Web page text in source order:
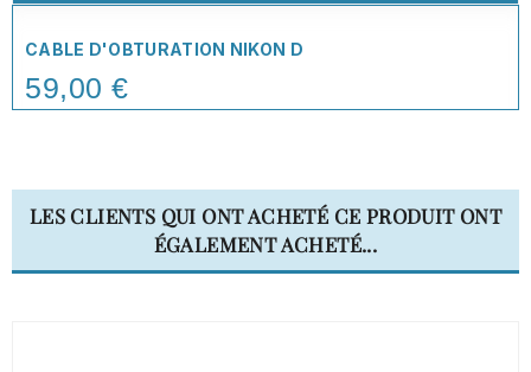
CABLE D'OBTURATION NIKON D
Price
59,00 €
LES CLIENTS QUI ONT ACHETÉ CE PRODUIT ONT
ÉGALEMENT ACHETÉ...